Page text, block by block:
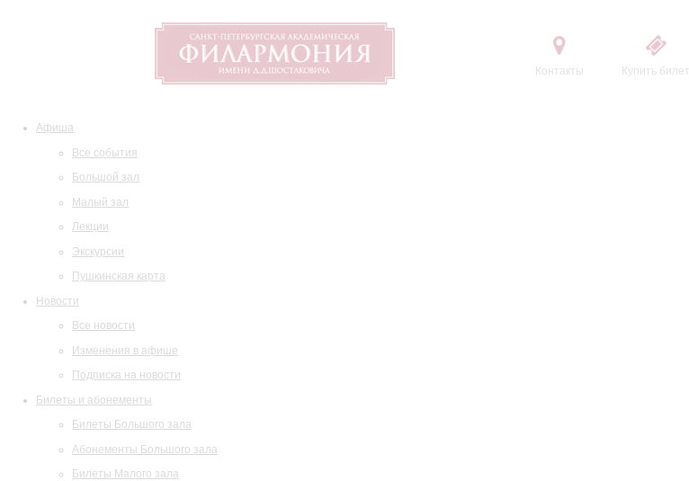
Контакты Купить билет
Афиша
Все события
Большой зал
Малый зал
Лекции
Экскурсии
Пушкинская карта
Новости
Все новости
Изменения в афише
Подписка на новости
Билеты и абонементы
Билеты Большого зала
Абонементы Большого зала
Билеты Малого зала